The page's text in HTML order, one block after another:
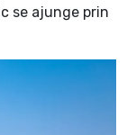
se ajunge prin